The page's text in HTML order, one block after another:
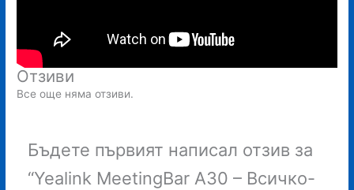
Отзиви
Все още няма отзиви.
Бъдете първият написал отзив за
“Yealink MeetingBar A30 – Всичко-